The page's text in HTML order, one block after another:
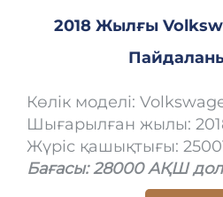
2018 Жылғы
Көлік моделі:
Шығарылған жылы:
Жүріс қашықтығы:
Бағасы: 28000 АҚШ